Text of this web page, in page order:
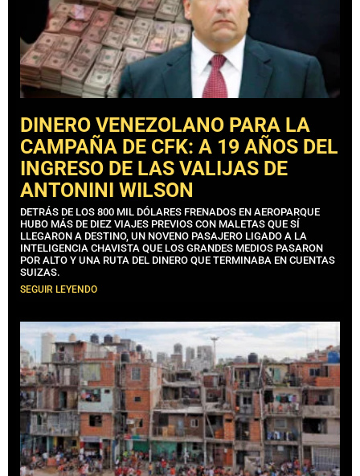
DINERO VENEZOLANO PARA LA
CAMPAÑA DE CFK: A 19 AÑOS DEL
INGRESO DE LAS VALIJAS DE
ANTONINI WILSON
DETRÁS DE LOS 800 MIL DÓLARES FRENADOS EN AEROPARQUE
HUBO MÁS DE DIEZ VIAJES PREVIOS CON MALETAS QUE SÍ
LLEGARON A DESTINO, UN NOVENO PASAJERO LIGADO A LA
INTELIGENCIA CHAVISTA QUE LOS GRANDES MEDIOS PASARON
POR ALTO Y UNA RUTA DEL DINERO QUE TERMINABA EN CUENTAS
SUIZAS.
SEGUIR LEYENDO